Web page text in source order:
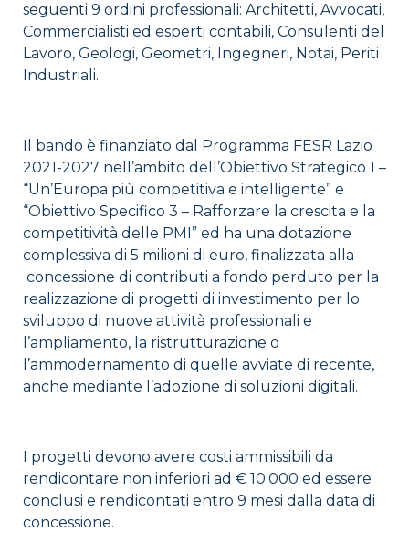
seguenti 9 ordini professionali: Architetti, Avvocati,
Commercialisti ed esperti contabili, Consulenti del
Lavoro, Geologi, Geometri, Ingegneri, Notai, Periti
Industriali.
Il bando è finanziato dal Programma FESR Lazio
2021-2027 nell’ambito dell’Obiettivo Strategico 1 –
“Un’Europa più competitiva e intelligente” e
“Obiettivo Specifico 3 – Rafforzare la crescita e la
competitività delle PMI” ed ha una dotazione
complessiva di 5 milioni di euro, finalizzata alla
concessione di contributi a fondo perduto per la
realizzazione di progetti di investimento per lo
sviluppo di nuove attività professionali e
l’ampliamento, la ristrutturazione o
l’ammodernamento di quelle avviate di recente,
anche mediante l’adozione di soluzioni digitali.
I progetti devono avere costi ammissibili da
rendicontare non inferiori ad € 10.000 ed essere
conclusi e rendicontati entro 9 mesi dalla data di
concessione.